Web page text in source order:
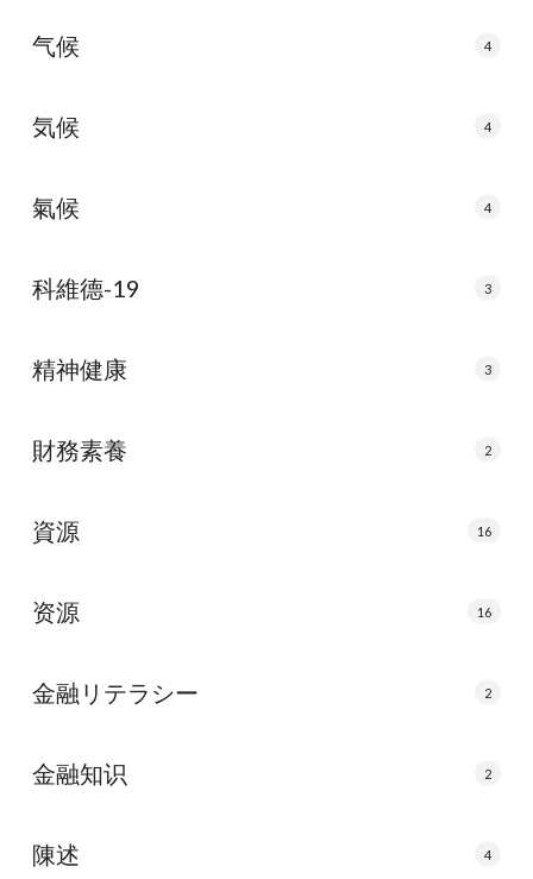
气候 4
気候 4
氣候 4
科維德-19 3
精神健康 3
財務素養 2
資源 16
资源 16
金融リテラシー 2
金融知识 2
陳述 4